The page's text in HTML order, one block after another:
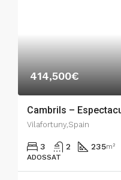
414,500€
Vilafortuny,Spain
3 2 235m²
ADOSSAT